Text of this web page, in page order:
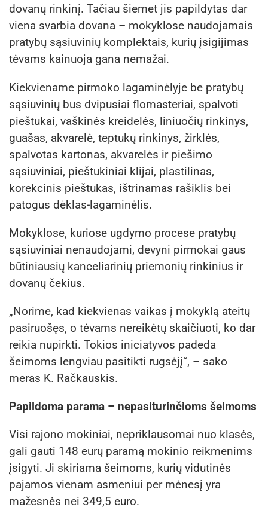
dovanų rinkinį. Tačiau šiemet jis papildytas dar
viena svarbia dovana – mokyklose naudojamais
pratybų sąsiuvinių komplektais, kurių įsigijimas
tėvams kainuoja gana nemažai.
Kiekviename pirmoko lagaminėlyje be pratybų
sąsiuvinių bus dvipusiai flomasteriai, spalvoti
pieštukai, vaškinės kreidelės, liniuočių rinkinys,
guašas, akvarelė, teptukų rinkinys, žirklės,
spalvotas kartonas, akvarelės ir piešimo
sąsiuviniai, pieštukiniai klijai, plastilinas,
korekcinis pieštukas, ištrinamas rašiklis bei
patogus dėklas-lagaminėlis.
Mokyklose, kuriose ugdymo procese pratybų
sąsiuviniai nenaudojami, devyni pirmokai gaus
būtiniausių kanceliarinių priemonių rinkinius ir
dovanų čekius.
„Norime, kad kiekvienas vaikas į mokyklą ateitų
pasiruošęs, o tėvams nereikėtų skaičiuoti, ko dar
reikia nupirkti. Tokios iniciatyvos padeda
šeimoms lengviau pasitikti rugsėjį“, – sako
meras K. Račkauskis.
Papildoma parama – nepasiturinčioms šeimoms
Visi rajono mokiniai, nepriklausomai nuo klasės,
gali gauti 148 eurų paramą mokinio reikmenims
įsigyti. Ji skiriama šeimoms, kurių vidutinės
pajamos vienam asmeniui per mėnesį yra
mažesnės nei 349,5 euro.